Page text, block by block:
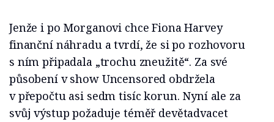
Jenže i po Morganovi chce Fiona Harvey
finanční náhradu a tvrdí, že si po rozhovoru
s ním připadala „trochu zneužitě“. Za své
působení v show Uncensored obdržela
v přepočtu asi sedm tisíc korun. Nyní ale za
svůj výstup požaduje téměř devětadvacet